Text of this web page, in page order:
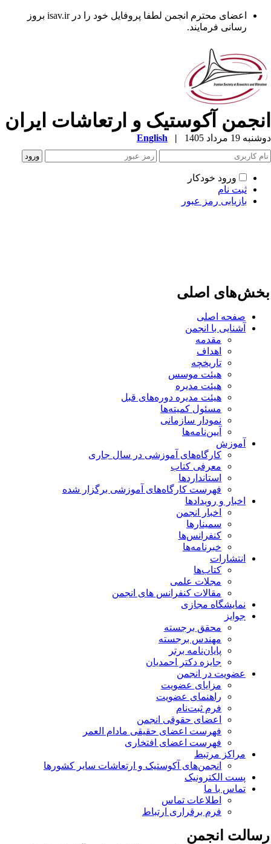
اعضای محترم انجمن لطفا پروفایل خود را در isav.ir بروز
رسانی فرمایند.
آکوستیک و ارتعاشات ایران
19 مرداد 1405 |
English
ورود خودکار
ثبت نام
بازیابی رمز عبور
اصلی
صفحه اصلی
آشنایی با انجمن
مقدمه
اهداف
تاریخچه
هیئت موسس
هیئت مدیره
هیئت مدیره دوره‌های قبل
مسئول کمیته‌ها
نمودار سازمانی
آیین‌نامه‌ها
آموزش
کارگاه‌های آموزشی در سال جاری
معرفی کتاب
استانداردها
فهرست کارگاه‌های آموزشی برگزار شده
اخبار و رویدادها
اخبار انجمن
سمینارها
کنفرانس‌ها
خبرنامه‌ها
انتشارات
کتاب‌ها
مجلات علمی
مقالات کنفرانس های انجمن
نمایشگاه مجازی
جوایز
محقق برجسته
مهندس برجسته
پایان‌نامه برتر
جایزه دکتر احمدیان
عضویت در انجمن
مزایای عضویت
راهنمای عضویت
فرم ثبت‌نام
اعضای حقوقی انجمن
فهرست اعضای حقیقی مادام‌ العمر
فهرست اعضای افتخاری
مراکز مرتبط
انجمن‌های آکوستیک و ارتعاشات سایر کشورها
پست الکترونیک
تماس با ما
اطلاعات تماس
فرم برقراری ارتباط
انجمن